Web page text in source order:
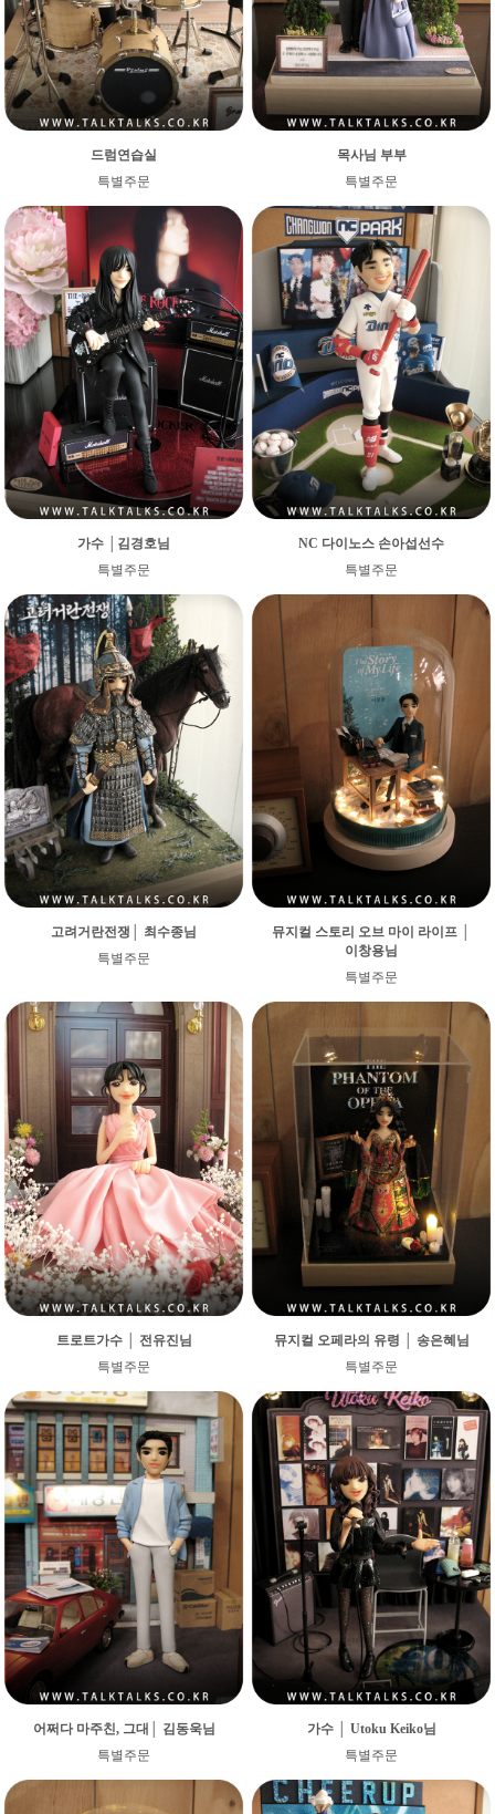
드럼연습실
특별주문
목사님 부부
특별주문
가수 │김경호님
특별주문
NC 다이노스 손아섭선수
특별주문
고려거란전쟁│ 최수종님
특별주문
뮤지컬 스토리 오브 마이 라이프 │
이창용님
특별주문
트로트가수 │ 전유진님
특별주문
뮤지컬 오페라의 유령 │ 송은혜님
특별주문
어쩌다 마주친, 그대│ 김동욱님
특별주문
가수 │ Utoku Keiko님
특별주문